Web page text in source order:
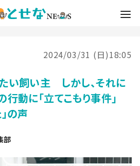
2024/03/31 (日)18:05
い飼い主 しかし、それに
動に「立てこもり事件」
の声
部